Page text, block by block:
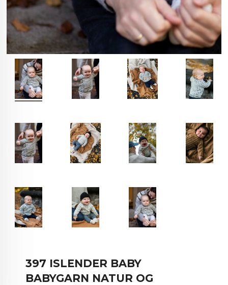
397 ISLENDER BABY
BABYGARN NATUR OG